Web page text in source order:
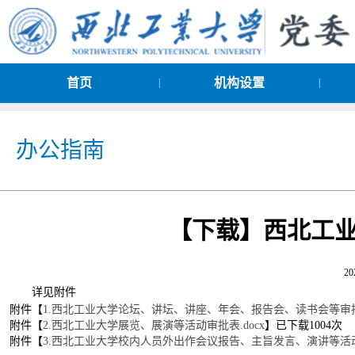
首页 机构设置
办公指南
【下载】西北工
详见附件
附件【1.西北工业大学论坛、讲坛、讲座、年会、报告会、读书会等审
附件【2.西北工业大学展览、展演等活动审批表.docx】 已下载1004次
附件【3.西北工业大学校内人员外出作会议报告、主旨发言、演讲等活